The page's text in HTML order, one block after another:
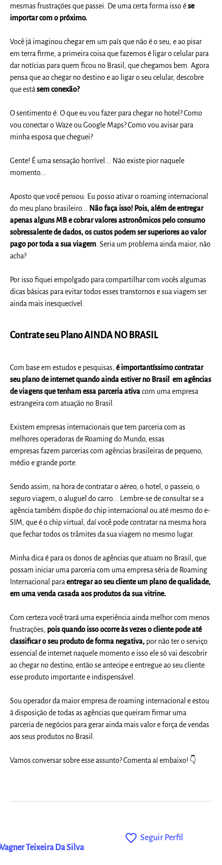
mesmas frustrações que passei. De uma certa forma isso ése
importar com o próximo.
Você já imaginou chegar em um país que não é o seu, e ao pisar
em terra firme, a primeira coisa que fazemos é ligar o celular para
dar notícias para quem ficou no Brasil, que chegamos bem. Agora
pensa que ao chegar no destino e ao ligar o seu celular, descobre
que estásem conexão?
O sentimento é: O que eu vou fazer para chegar no hotel? Como
vou conectar o Waze ou Google Maps? Como vou avisar para
minha esposa que cheguei?
Gente! É uma sensação horrível... Não existe pior naquele
momento...
Aposto que você pensou: Eu posso ativar o roaming internacional
do meu plano brasileiro...
Não faça isso! Pois, além de entregar
apenas alguns MB e cobrar valores astronômicos pelo consumo
sobressalente de dados, os custos podem ser superiores ao valor
pago por toda a sua viagem . Seria um problema ainda maior, não
acha?
Por isso fiquei empolgado para compartilhar com vocês algumas
dicas básicas para evitar todos esses transtornos e sua viagem ser
ainda mais inesquecível.
Contrate seu Plano AINDA NO BRASIL
Com base em estudos e pesquisas, é importantíssimo contratar
seu plano de internet quando ainda estiver no Brasil em agências
de viagens que tenham essa parceria ativacom uma empresa
estrangeira com atuação no Brasil.
Existem empresas internacionais que tem parceria com as
melhores operadoras de Roaming do Mundo, essas
empresas fazem parcerias com agências brasileiras de pequeno,
médio e grande porte
Sendo assim, na hora de contratar o aéreo, o hotel, o passeio, o
seguro viagem, o aluguel do carro... Lembre-se de consultar se a
agência também dispõe do chip internacional ou até mesmo do e-
SIM, que é o chip virtual, daí você pode contratar na mesma hora
que fechar todos os trâmites da sua viagem no mesmo lugar.
Minha dica é para os donos de agências que atuam no Brasil, que
possam iniciar uma parceria com uma empresa séria de Roaming
Internacional paraentregar ao seu cliente um plano de qualidade,
em uma venda casada aos produtos da sua vitrine.
Com certeza você trará uma experiência ainda melhor com menos
frustrações, pois quando isso ocorre às vezes o cliente pode até
classificar o seu produto de forma negativa, por não ter o serviço
essencial de internet naquele momento e isso ele só vai descobrir
ao chegar no destino, então se antecipe e entregue ao seu cliente
esse produto importante e indispensável.
Sou operador da maior empresa de roaming internacional e estou
à disposição de todas as agências que queiram firmar uma
parceria de negócios para gerar ainda mais valor e força de vendas
aos seus produtos no Brasil.
Vamos conversar sobre esse assunto? Comenta aí embaixo! 👇
Teixeira Da Silva
favorite_outline Seguir Perfil